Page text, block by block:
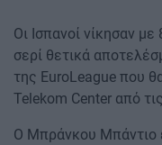
Οι Ισπανοί νίκησαν
σερί θετικά
της EuroLeague που
Telekom Center από
Ο Μπράνκου Μπάντιο